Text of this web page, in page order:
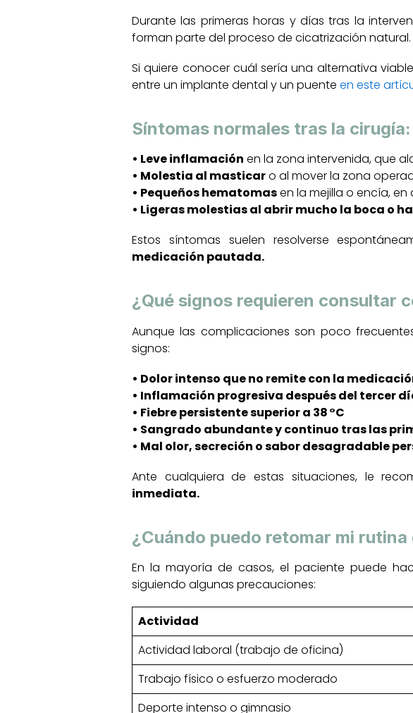
Durante las primeras horas y días tras la
forman parte del proceso de cicatrización natural.
Si quiere conocer cuál sería una alternativa
entre un implante dental y un puente en este
Síntomas normales tras la cirugía:
• Leve inflamación en la zona intervenida, que
• Molestia al masticaro al mover la zona
• Pequeños hematomasen la mejilla o encía, en
• Ligeras molestias al abrir mucho la boca o
Estos síntomas suelen resolverse
medicación pautada.
¿Qué signos requieren consultar
Aunque las complicaciones son poco
signos:
• Dolor intenso que no remite con la
• Inflamación progresiva después del tercer
• Fiebre persistente superior a 38 °C
• Sangrado abundante y continuo tras las
• Mal olor, secreción o sabor desagradable
Ante cualquiera de estas situaciones, le
inmediata.
¿Cuándo puedo retomar mi rutina
En la mayoría de casos, el paciente puede
siguiendo algunas precauciones:
Actividad
Actividad laboral (trabajo de oficina)
Trabajo físico o esfuerzo moderado
Deporte intenso o gimnasio